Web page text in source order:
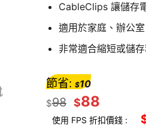
CableClips 讓儲存
適用於家庭、辦公
非常適合縮短或儲
$98 $88
節省: $10
使用 FPS 折扣價錢 :